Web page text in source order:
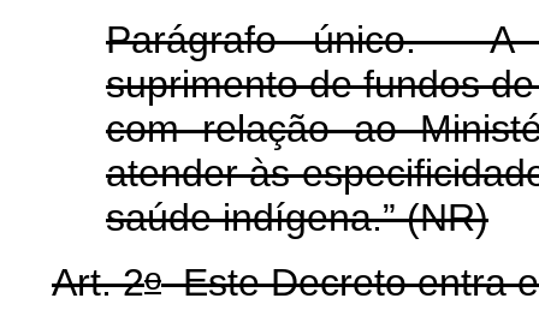
Parágrafo único. A
suprimento de fundos
com relação ao
atender às
saúde indígena.” (NR)
Art. 2oEste Decreto entra